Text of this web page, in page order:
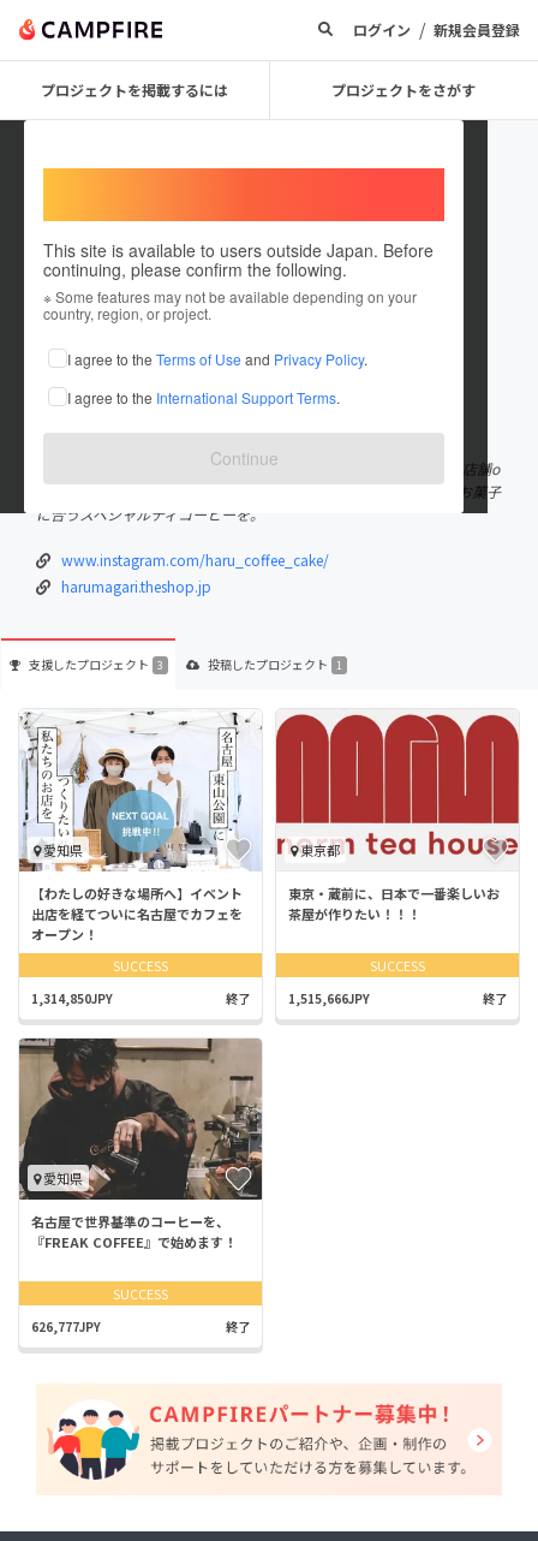
ログイン / 新規会員登録
プロジェクトを掲載するには プロジェクトをさがす
This site is available to users outside Japan. Before
continuing, please confirm the following.
※ Some features may not be available depending on your
country, region, or project.
I agree to the Terms of Use and Privacy Policy.
I agree to the International Support Terms.
Continue
haru_coffee_cake
これまでに3回支援して1件のプロジェクトを投稿しています
在住国：日本 現在地：愛知県
出身国：日本 出身地：未設定
お菓子とコーヒーのふたり。 2021年春、愛知県名古屋市川名に実店舗o
penします！！ 季節に合わせた食材を使用した心温まるお菓子と お菓子
に合うスペシャルティコーヒーを。
www.instagram.com/haru_coffee_cake/
harumagari.theshop.jp
支援したプロジェクト 3 投稿したプロジェクト 1
愛知県
【わたしの好きな場所へ】イベント
出店を経てついに名古屋でカフェを
オープン！
SUCCESS
1,314,850JPY 終了
東京都
東京・蔵前に、日本で一番楽しいお
茶屋が作りたい！！！
SUCCESS
1,515,666JPY 終了
愛知県
名古屋で世界基準のコーヒーを、
『FREAK COFFEE』で始めます！
SUCCESS
626,777JPY 終了